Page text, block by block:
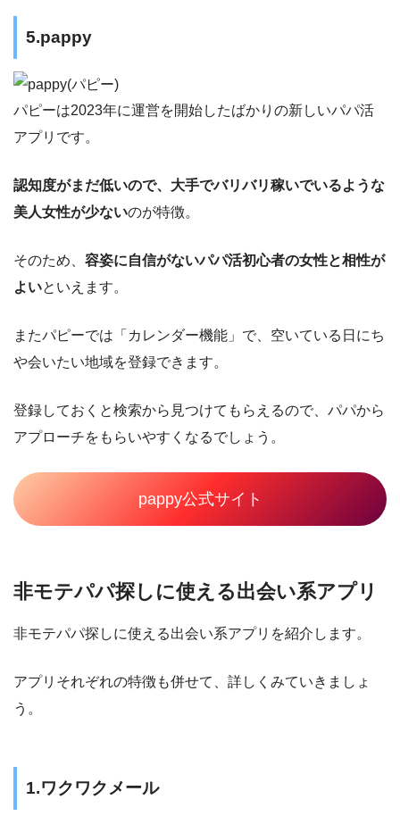
5.pappy
パピーは2023年に運営を開始したばかりの新しいパパ活
アプリです。
認知度がまだ低いので、大手でバリバリ稼いでいるような
美人女性が少ないのが特徴。
そのため、 容姿に自信がないパパ活初心者の女性と相性が
よいといえます。
またパピーでは「カレンダー機能」で、空いている日にち
や会いたい地域を登録できます。
登録しておくと検索から見つけてもらえるので、パパから
アプローチをもらいやすくなるでしょう。
pappy公式サイト
非モテパパ探しに使える出会い系アプリ
非モテパパ探しに使える出会い系アプリを紹介します。
アプリそれぞれの特徴も併せて、詳しくみていきましょ
う。
1.ワクワクメール